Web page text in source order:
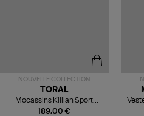
NOUVELLE COLLECTION
189,00 €
TORAL
Mocassins Killian Sport
Mousse